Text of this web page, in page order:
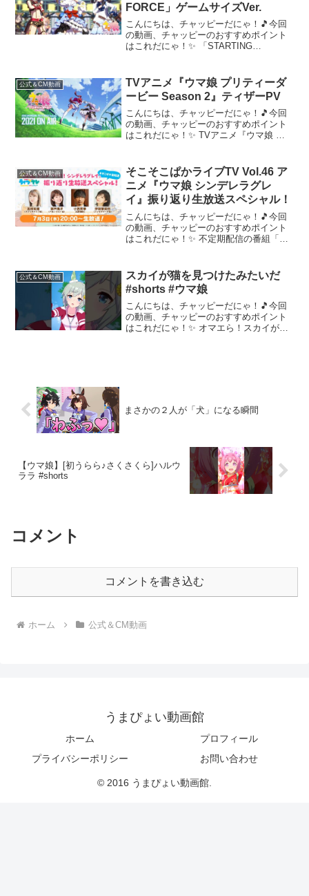
FORCE」ゲームサイズVer.
こんにちは、チャッピーだにゃ！🎵今回
の動画、チャッピーのおすすめポイント
はこれだにゃ！✨ 「STARTING
ティーダービー」のライブシアターでも
お楽しみい...
公式＆CM動画
TVアニメ『ウマ娘 プリティーダ
ービー Season 2』ティザーPV
こんにちは、チャッピーだにゃ！🎵今回
の動画、チャッピーのおすすめポイント
はこれだにゃ！✨ TVアニメ『ウマ娘 プ
式サイト：公式Twitter：@uma_m...
公式＆CM動画
そこそこぱかライブTV Vol.46 ア
ニメ『ウマ娘 シンデレラグレ
イ』振り返り生放送スペシャル！
こんにちは、チャッピーだにゃ！🎵今回
の動画、チャッピーのおすすめポイント
はこれだにゃ！✨ 不定期配信の番組「そ
完走を記念して、特別に生放送でお届
け！カサマツの物語を彩...
公式＆CM動画
スカイが猫を見つけたみたいだ
#shorts #ウマ娘
こんにちは、チャッピーだにゃ！🎵今回
の動画、チャッピーのおすすめポイント
はこれだにゃ！✨ オマエら！スカイが猫
まさかの２人が「犬」になる瞬間
【ウマ娘】[初うらら♪さくさくら]ハルウ
ララ #shorts
コメント
コメントを書き込む
ホーム 公式＆CM動画
うまぴょい動画館
ホーム
プロフィール
プライバシーポリシー
お問い合わせ
© 2016 うまぴょい動画館.